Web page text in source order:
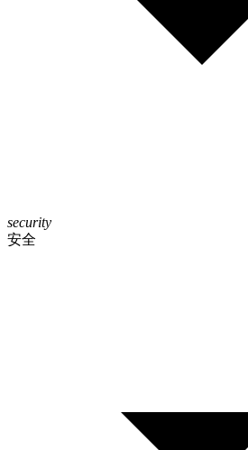
security
安全